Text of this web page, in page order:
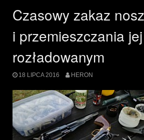
Czasowy zakaz
i przemieszczania
rozładowanym
18 LIPCA 2016 HERON